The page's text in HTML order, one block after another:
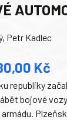
Petr Kadlec
Kč
republiky
bojové